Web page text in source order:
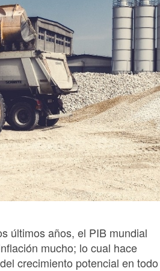
últimos años, el PIB mundial
mucho; lo cual hace
crecimiento potencial en todo